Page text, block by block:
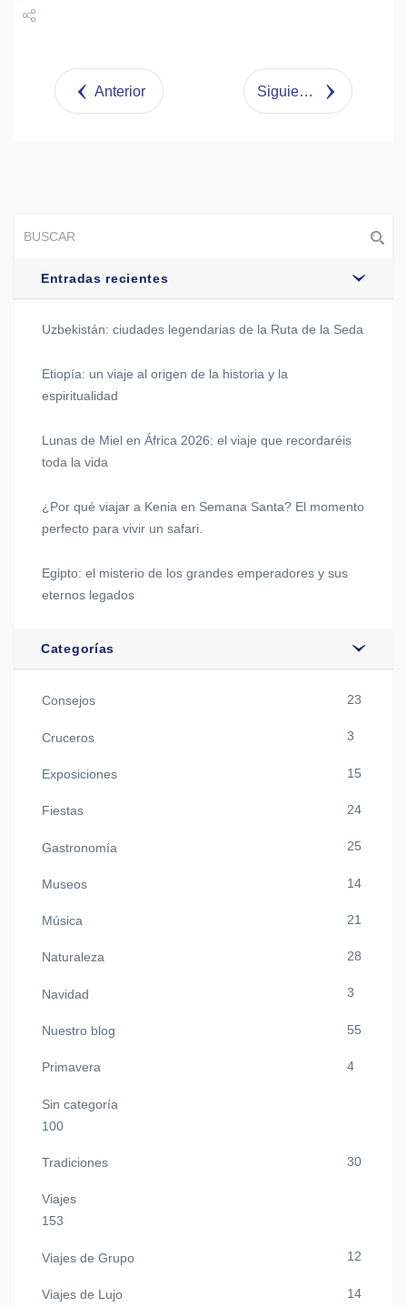
Tweet
Anterior Siguiente
Entradas recientes
Uzbekistán: ciudades legendarias de la Ruta de la Seda
Etiopía: un viaje al origen de la historia y la
espiritualidad
Lunas de Miel en África 2026: el viaje que recordaréis
toda la vida
¿Por qué viajar a Kenia en Semana Santa? El momento
perfecto para vivir un safari.
Egipto: el misterio de los grandes emperadores y sus
eternos legados
Categorías
Consejos 23
Cruceros 3
Exposiciones 15
Fiestas 24
Gastronomía 25
Museos 14
Música 21
Naturaleza 28
Navidad 3
Nuestro blog 55
Primavera 4
Sin categoría
100
Tradiciones 30
Viajes
153
Viajes de Grupo 12
Viajes de Lujo 14